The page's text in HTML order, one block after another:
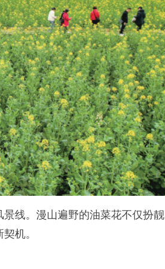
线。漫山遍野的油菜花不仅扮靓
机。